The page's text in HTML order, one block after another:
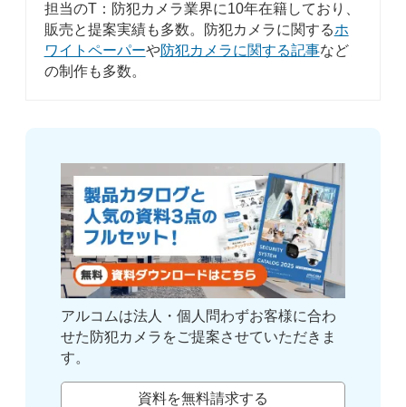
担当のT：防犯カメラ業界に10年在籍しており、
販売と提案実績も多数。防犯カメラに関するホ
ワイトペーパーや防犯カメラに関する記事など
の制作も多数。
アルコムは法人・個人問わずお客様に合わ
せた防犯カメラをご提案させていただきま
す。
資料を無料請求する